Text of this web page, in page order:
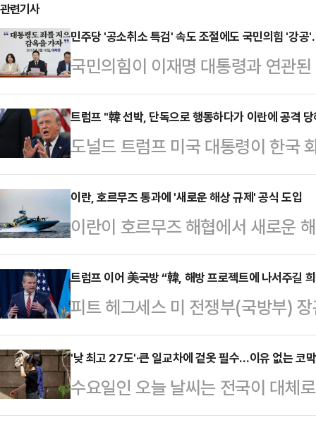
관련기사
민주당 '공소취소 특검' 속도 조절에도 국민의힘 '강
국민의힘이 이재명 대통령과 연관
반전 카드로 활용하고 있다. 더불어
서까지 속도 조절을 요구하는 목소
다는 점을 명확히 깨달았기 때문이
슈를 얼마나 잘 부각하느냐가 선거
선거 국민의힘 오세훈 서울시장 후
후보·양향자 경기도지사 후보·김진
도지사 후보·양정무 전북…
트럼프 "韓 선박, 단독으로 행동하다가 이란에 공격
도널드 트럼프 미국 대통령이 한국
가 이란군의 공격을 받은 것”이라
은 5일(현지시간) 백악관 행사 중
조달한다고 말하면서 “그런데 그들
은 단독으로 행동하다가 피격당한
은 어제 박살이 났다. 그러나 미국
다”고 덧붙였다.전날 호르무즈 해
에서 폭발 및 화재가 발생한 …
이란, 호르무즈 통과에 '새로운 해상 규제' 공식 도입
이란이 호르무즈 해협에서 새로운
레스TV가 5일(현지시간) 보도했다
담긴 새로운 규제를 가동한다고 밝
는 모든 선박은 이란의 공식 이메
달받게 된다.이란은 해협을 통과하
야 하며 사전 통행 허가를 받아야
상 공해는 아니지만 선박의 통과통
세한 내용은…
트럼프 이어 美국방 “韓, 해방 프로젝트에 나서주길
피트 헤그세스 미 전쟁부(국방부)
트’(프로젝트 프리덤)에 동참해주
령에 이어 미 국방장관도 나서서 내
따르면 헤그세스 장관은 이날 미 버
자회견에서 ‘ 트럼프 대통령의 해
'낮 최고 27도'·큰 일교차에 겉옷 필수…이유 없는 코
수요일인 오늘 날씨는 전국이 대체
으로 벌어지겠다.기상청은 이날 "